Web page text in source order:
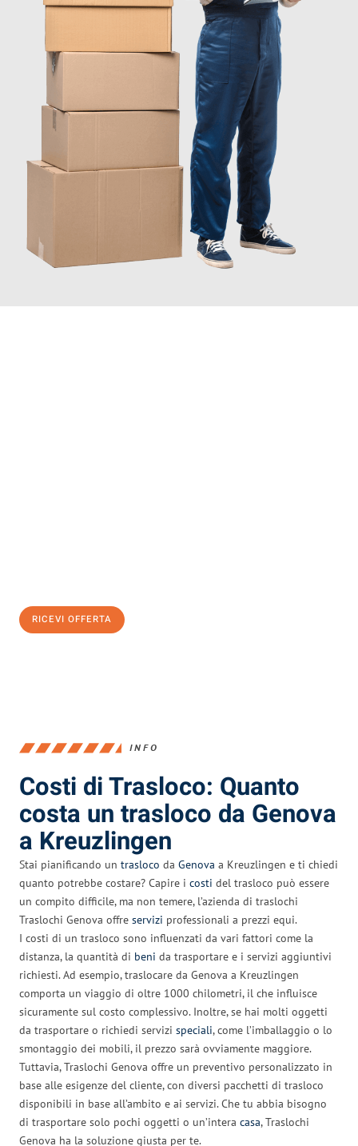
RICEVI OFFERTA
INFO
Costi di Trasloco: Quanto
costa un trasloco da Genova
a Kreuzlingen
Stai pianificando un trasloco da Genova a Kreuzlingen e ti chiedi
quanto potrebbe costare? Capire i costi del trasloco può essere
un compito difficile, ma non temere, l’azienda di traslochi
Traslochi Genova offre servizi professionali a prezzi equi.
I costi di un trasloco sono influenzati da vari fattori come la
distanza, la quantità di beni da trasportare e i servizi aggiuntivi
richiesti. Ad esempio, traslocare da Genova a Kreuzlingen
comporta un viaggio di oltre 1000 chilometri, il che influisce
sicuramente sul costo complessivo. Inoltre, se hai molti oggetti
da trasportare o richiedi servizi speciali, come l’imballaggio o lo
smontaggio dei mobili, il prezzo sarà ovviamente maggiore.
Tuttavia, Traslochi Genova offre un preventivo personalizzato in
base alle esigenze del cliente, con diversi pacchetti di trasloco
disponibili in base all’ambito e ai servizi. Che tu abbia bisogno
di trasportare solo pochi oggetti o un’intera casa, Traslochi
Genova ha la soluzione giusta per te.